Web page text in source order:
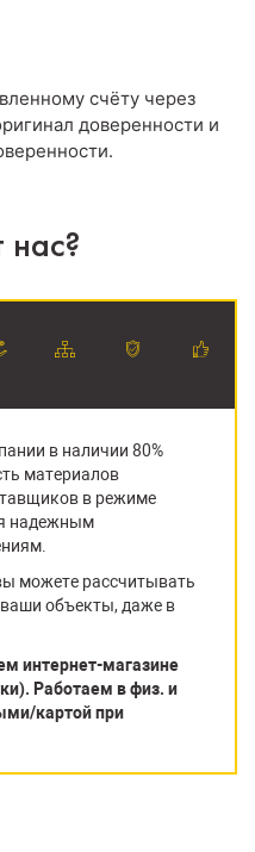
счёту через
доверенности и
нас?
в наличии 80%
материалов
в режиме
надежным
можете рассчитывать
объекты, даже в
интернет-магазине
Работаем в физ. и
картой при